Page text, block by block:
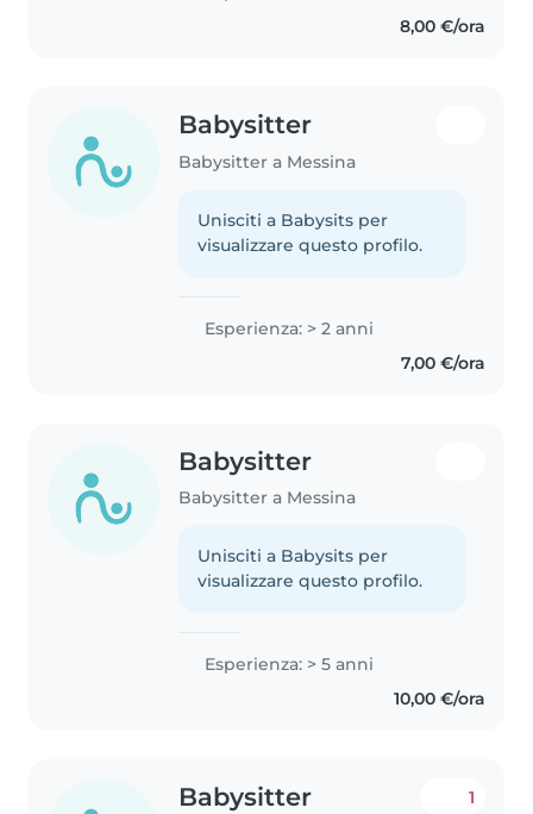
8,00 €/ora
Babysitter
Babysitter a Messina
Unisciti a Babysits per
visualizzare questo profilo.
Esperienza: > 2 anni
7,00 €/ora
Babysitter
Babysitter a Messina
Unisciti a Babysits per
visualizzare questo profilo.
Esperienza: > 5 anni
10,00 €/ora
Babysitter 1